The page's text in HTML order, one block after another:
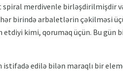
spiral merdivenle birləşdirilmişdir
birində arbaletlərin çəkilməsi
etdiyi kimi, qorumaq üçün. Bu gün
istifadə edilə bilən maraqlı bir